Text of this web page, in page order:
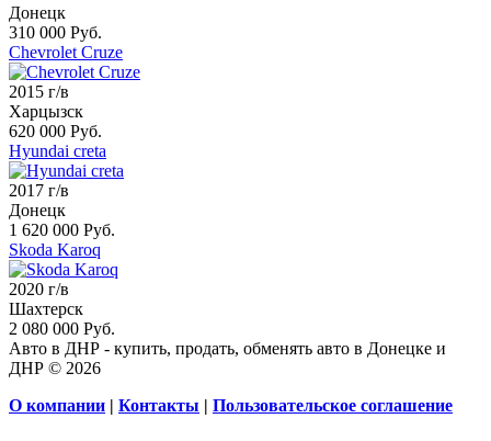
Донецк
310 000 Руб.
Chevrolet Cruze
2015 г/в
Харцызск
620 000 Руб.
Hyundai creta
2017 г/в
Донецк
1 620 000 Руб.
Skoda Karoq
2020 г/в
Шахтерск
2 080 000 Руб.
Авто в ДНР - купить, продать, обменять авто в Донецке и
ДНР © 2026
О компании | Контакты | Пользовательское соглашение